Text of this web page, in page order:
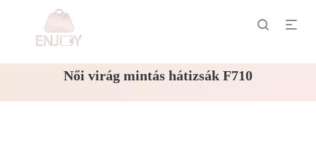
Női virág mintás hátizsák F710